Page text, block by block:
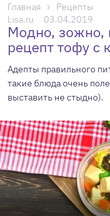
Главная
Рецепты
Lisa.ru
03.04.2019
Модно, зожно,
рецепт тофу с
Адепты правильного
такие блюда очень
выставить не стыдно).